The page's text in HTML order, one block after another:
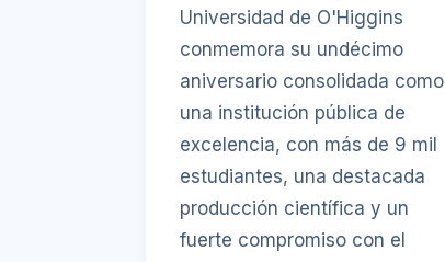
Universidad de O'Higgins
conmemora su undécimo
aniversario consolidada como
una institución pública de
excelencia, con más de 9 mil
estudiantes, una destacada
producción científica y un
fuerte compromiso con el